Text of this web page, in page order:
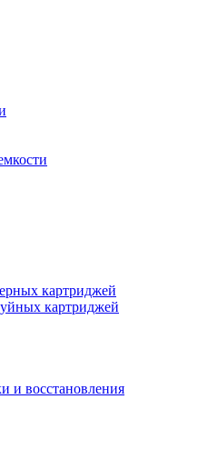
картриджей
картриджей
и восстановления